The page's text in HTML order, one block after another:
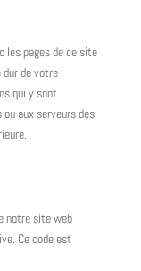
les pages de ce site
de votre
qui y sont
aux serveurs des
notre site web
Ce code est